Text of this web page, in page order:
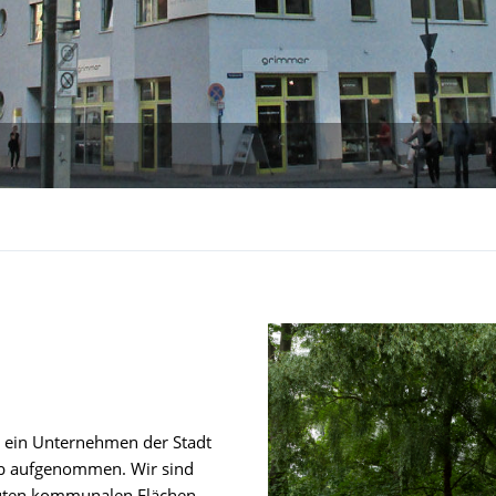
ein Unternehmen der Stadt
aufgenommen. Wir sind